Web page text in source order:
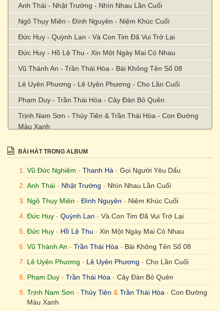
Anh Thái - Nhật Trường - Nhìn Nhau Lần Cuối
Ngô Thụy Miên - Đình Nguyên - Niệm Khúc Cuối
Đức Huy - Quỳnh Lan - Và Con Tim Đã Vui Trở Lại
Đức Huy - Hồ Lệ Thu - Xin Một Ngày Mai Có Nhau
Vũ Thành An - Trần Thái Hòa - Bài Không Tên Số 08
Lê Uyên Phương - Lê Uyên Phương - Cho Lần Cuối
Phạm Duy - Trần Thái Hòa - Cây Đàn Bỏ Quên
Trịnh Nam Sơn - Thủy Tiên & Trần Thái Hòa - Con Đường
Màu Xanh
Đoàn Chuẩn & Từ Linh - Trần Thái Hòa - Gởi Gió Cho Mây
Ngàn Bay
Trịnh Công Sơn - Cẩm Vân - Hạ Trắng
Đoàn Chuẩn & Từ Linh - Trần Thái Hòa - Lá Đổ Muôn Chiều
Đức Huy - Trần Thái Hòa - Màu Mắt Nhung
Lam Phương - Song Giang - Một Mình
Lam Phương - Mạnh Quỳnh - Mưa Lệ
Nguyễn Trung Cang - Mỹ Hạnh - Nắng Hạ
Trịnh Công Sơn - Trần Thái Hòa - Nghe Những Tàn Phai
Phạm Đình Chương - Trần Thái Hòa - Người Đi Qua Đời Tôi
BÀI HÁT TRONG ALBUM
Vũ Đức Nghiêm - Thanh Hà - Gọi Người Yêu Dấu
Anh Thái - Nhật Trường - Nhìn Nhau Lần Cuối
Ngô Thụy Miên - Đình Nguyên - Niệm Khúc Cuối
Đức Huy - Quỳnh Lan - Và Con Tim Đã Vui Trở Lại
Đức Huy - Hồ Lệ Thu - Xin Một Ngày Mai Có Nhau
Vũ Thành An - Trần Thái Hòa - Bài Không Tên Số 08
Lê Uyên Phương - Lê Uyên Phương - Cho Lần Cuối
Phạm Duy - Trần Thái Hòa - Cây Đàn Bỏ Quên
Trịnh Nam Sơn - Thủy Tiên & Trần Thái Hòa - Con Đường
Màu Xanh